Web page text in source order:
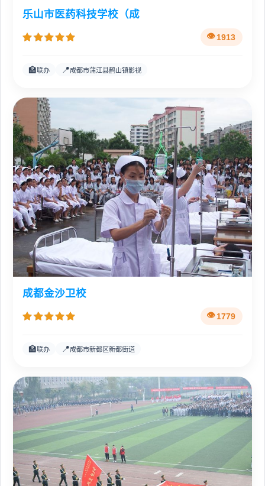
乐山市医药科技学校（成
1913
🏫联办 📍成都市蒲江县鹤山镇影视
成都金沙卫校
1779
🏫联办 📍成都市新都区新都街道